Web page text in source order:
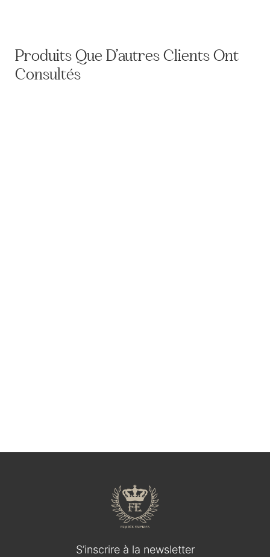
Produits Que D’autres Clients Ont
Consultés
S’inscrire à la newsletter